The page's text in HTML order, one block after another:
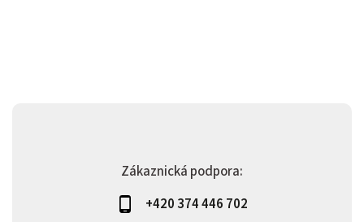
Zákaznická podpora:
+420 374 446 702